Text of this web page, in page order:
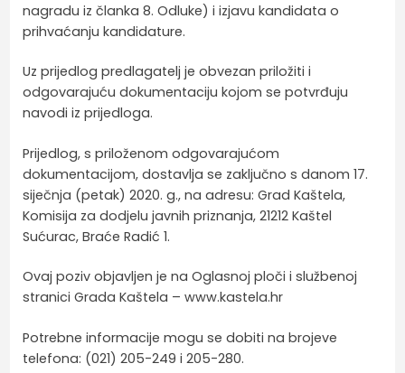
nagradu iz članka 8. Odluke) i izjavu kandidata o
prihvaćanju kandidature.
Uz prijedlog predlagatelj je obvezan priložiti i
odgovarajuću dokumentaciju kojom se potvrđuju
navodi iz prijedloga.
Prijedlog, s priloženom odgovarajućom
dokumentacijom, dostavlja se zaključno s danom 17.
siječnja (petak) 2020. g., na adresu: Grad Kaštela,
Komisija za dodjelu javnih priznanja, 21212 Kaštel
Sućurac, Braće Radić 1.
Ovaj poziv objavljen je na Oglasnoj ploči i službenoj
stranici Grada Kaštela – www.kastela.hr
Potrebne informacije mogu se dobiti na brojeve
telefona: (021) 205-249 i 205-280.